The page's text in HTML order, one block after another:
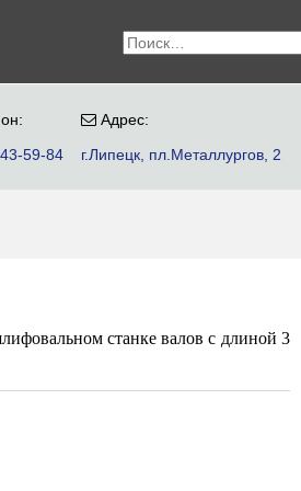
Адрес:
59-84
г.Липецк, пл.Металлургов, 2
станке валов с длиной 3